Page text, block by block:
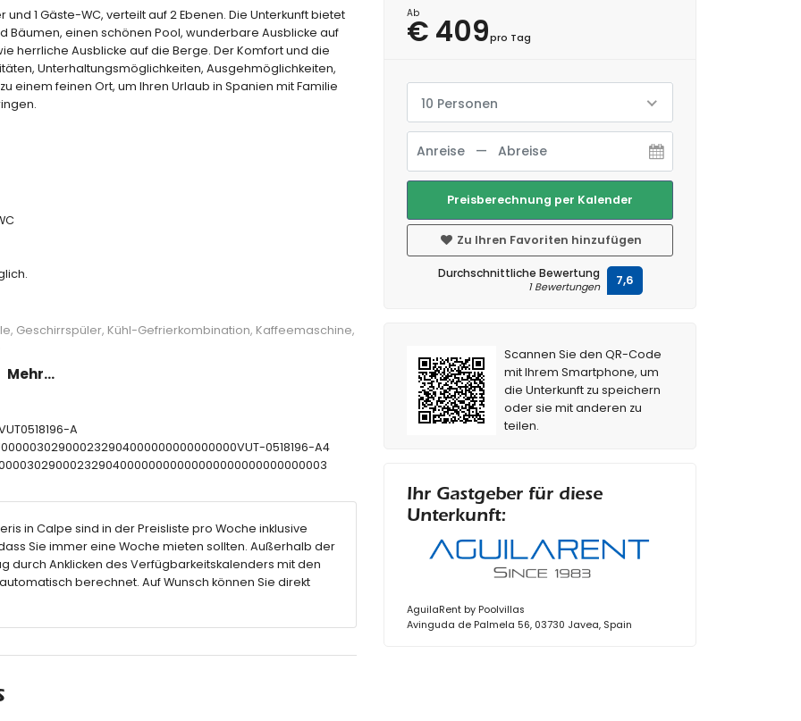
1 Gäste-WC, verteilt auf 2 Ebenen. Die Unterkunft bietet
Bäumen, einen schönen Pool, wunderbare Ausblicke auf
herrliche Ausblicke auf die Berge. Der Komfort und die
Unterhaltungsmöglichkeiten, Ausgehmöglichkeiten,
einem feinen Ort, um Ihren Urlaub in Spanien mit Familie
Geschirrspüler, Kühl-Gefrierkombination, Kaffeemaschine,
und Toilette
x 4m
Sonnenliegen
von 200 Metern von der Villa)
Mehr...
A
0518196-A4
in Calpe sind in der Preisliste pro Woche inklusive
Sie immer eine Woche mieten sollten. Außerhalb der
durch Anklicken des Verfügbarkeitskalenders mit den
berechnet. Auf Wunsch können Sie direkt
Ab
€ 409pro Tag
10 Personen
Preisberechnung per Kalender
Zu Ihren Favoriten hinzufügen
Durchschnittliche Bewertung
1 Bewertungen 7,6
Scannen Sie den QR-Code
mit Ihrem Smartphone, um
die Unterkunft zu speichern
oder sie mit anderen zu
teilen.
Ihr Gastgeber für diese
Unterkunft:
AguilaRent by Poolvillas
Avinguda de Palmela 56, 03730 Javea, Spain